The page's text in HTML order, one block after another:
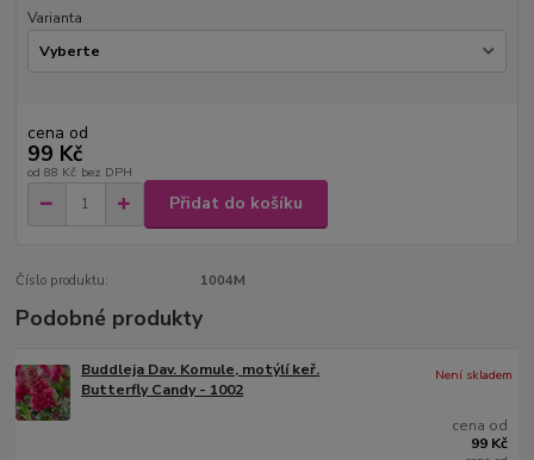
Varianta
cena od
99 Kč
od 88 Kč bez DPH
Přidat do košíku
Číslo produktu: 1004M
Podobné produkty
Buddleja Dav. Komule, motýlí keř.
Butterfly Candy - 1002
cena od
99 Kč
Není skladem